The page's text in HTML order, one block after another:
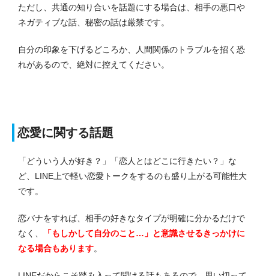
ただし、共通の知り合いを話題にする場合は、相手の悪口や
ネガティブな話、秘密の話は厳禁です。
自分の印象を下げるどころか、人間関係のトラブルを招く恐
れがあるので、絶対に控えてください。
恋愛に関する話題
「どういう人が好き？」「恋人とはどこに行きたい？」な
ど、LINE上で軽い恋愛トークをするのも盛り上がる可能性大
です。
恋バナをすれば、相手の好きなタイプが明確に分かるだけで
なく、
「もしかして自分のこと…」と意識させるきっかけに
なる場合もあります。